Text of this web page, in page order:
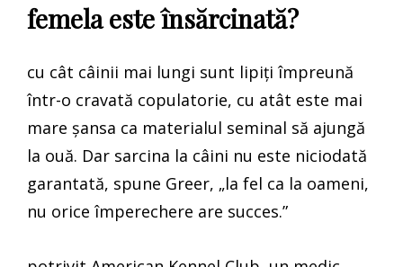
femela este însărcinată?
cu cât câinii mai lungi sunt lipiți împreună
într-o cravată copulatorie, cu atât este mai
mare șansa ca materialul seminal să ajungă
la ouă. Dar sarcina la câini nu este niciodată
garantată, spune Greer, „la fel ca la oameni,
nu orice împerechere are succes.”